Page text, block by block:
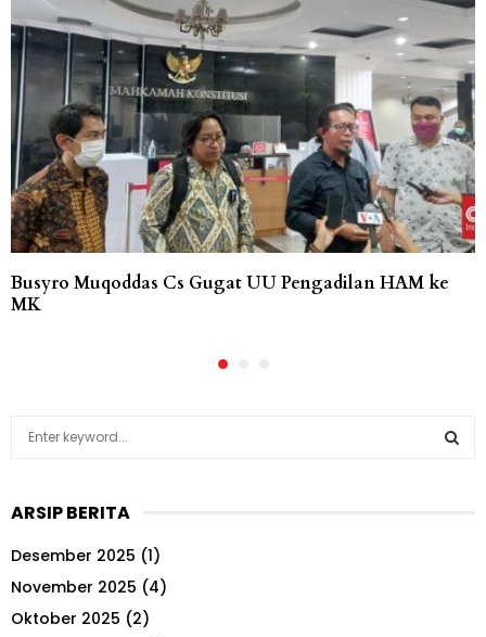
Busyro Muqoddas Cs Gugat UU Pengadilan HAM ke
MK
c
f
o
r
ARSIP BERITA
Desember 2025 (1)
November 2025 (4)
Oktober 2025 (2)